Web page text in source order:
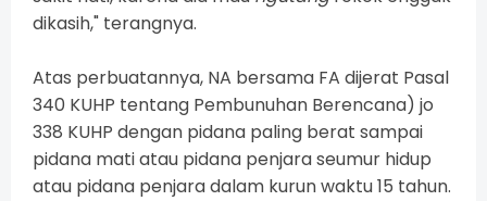
dikasih," terangnya.
Atas perbuatannya, NA bersama FA dijerat Pasal
340 KUHP tentang Pembunuhan Berencana) jo
338 KUHP dengan pidana paling berat sampai
pidana mati atau pidana penjara seumur hidup
atau pidana penjara dalam kurun waktu 15 tahun.